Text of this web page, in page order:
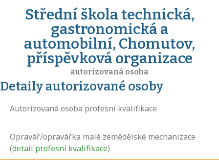
Střední škola technická,
gastronomická a
automobilní, Chomutov,
příspěvková organizace
autorizovaná osoba
Detaily autorizované osoby
Autorizovaná osoba profesní kvalifikace
Opravář/opravářka malé zemědělské mechanizace
(detail profesní kvalifikace)